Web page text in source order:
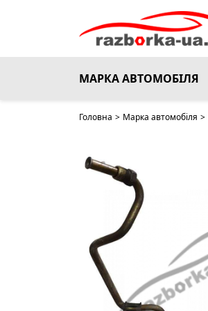
МАРКА АВТОМОБІЛЯ
Головна > Марка автомобіля >